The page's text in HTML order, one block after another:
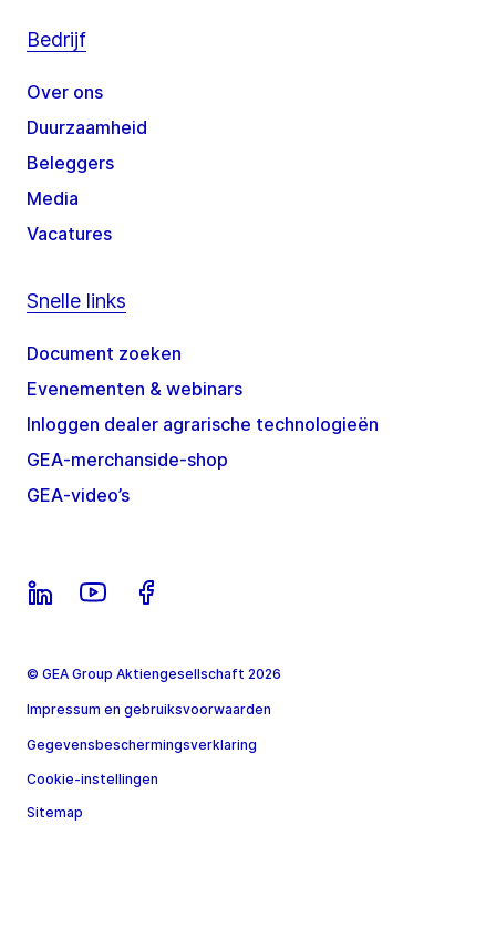
Bedrijf
Over ons
Duurzaamheid
Beleggers
Media
Vacatures
Snelle links
Document zoeken
Evenementen & webinars
Inloggen dealer agrarische technologieën
GEA-merchanside-shop
GEA-video’s
© GEA Group Aktiengesellschaft 2026
Impressum en gebruiksvoorwaarden
Gegevensbeschermingsverklaring
Cookie-instellingen
Sitemap